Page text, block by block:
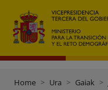
Home Ura Gaiak